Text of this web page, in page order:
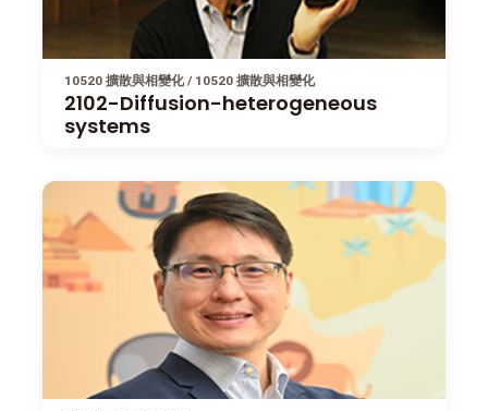
10520 擴散與相變化 / 10520 擴散與相變化
2102-Diffusion-heterogeneous
systems